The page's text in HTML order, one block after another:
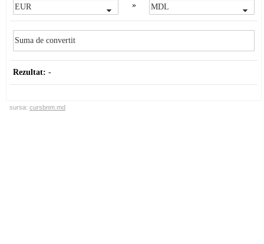
»
Rezultat: -
sursa: cursbnm.md